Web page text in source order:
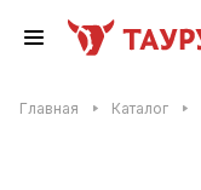
Главная Каталог